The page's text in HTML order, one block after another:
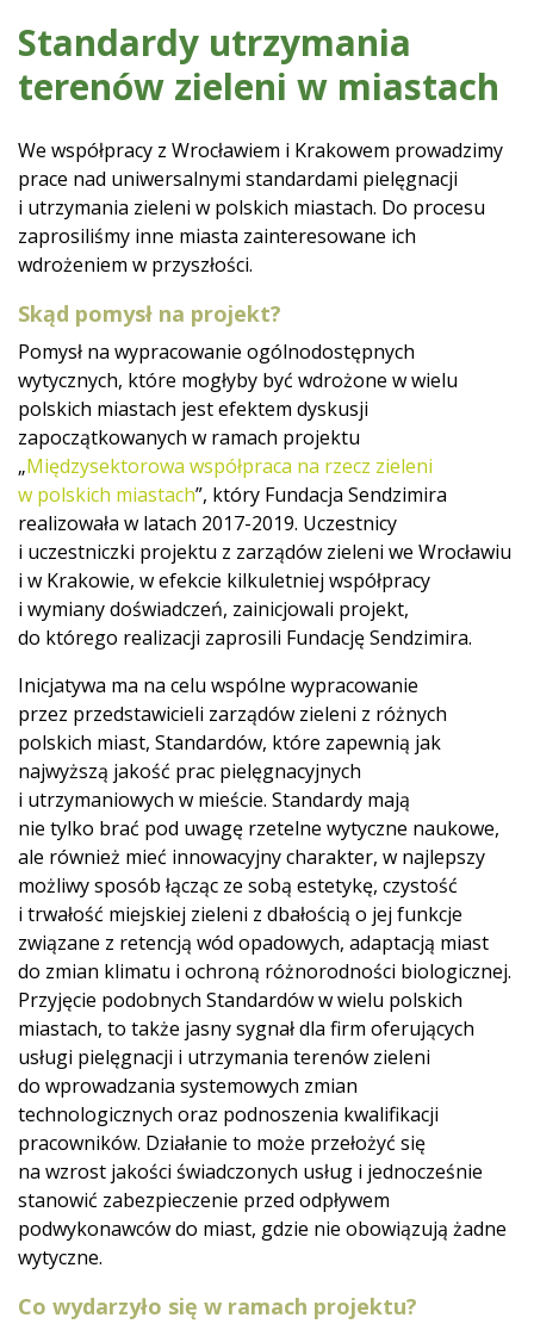
Standardy utrzymania
terenów zieleni w miastach
We współpracy z Wrocławiem i Krakowem prowadzimy
prace nad uniwersalnymi standardami pielęgnacji
i utrzymania zieleni w polskich miastach. Do procesu
zaprosiliśmy inne miasta zainteresowane ich
wdrożeniem w przyszłości.
Skąd pomysł na projekt?
Pomysł na wypracowanie ogólnodostępnych
wytycznych, które mogłyby być wdrożone w wielu
polskich miastach jest efektem dyskusji
zapoczątkowanych w ramach projektu
„Międzysektorowa współpraca na rzecz zieleni
w polskich miastach”, który Fundacja Sendzimira
realizowała w latach 2017-2019. Uczestnicy
i uczestniczki projektu z zarządów zieleni we Wrocławiu
i w Krakowie, w efekcie kilkuletniej współpracy
i wymiany doświadczeń, zainicjowali projekt,
do którego realizacji zaprosili Fundację Sendzimira.
Inicjatywa ma na celu wspólne wypracowanie
przez przedstawicieli zarządów zieleni z różnych
polskich miast, Standardów, które zapewnią jak
najwyższą jakość prac pielęgnacyjnych
i utrzymaniowych w mieście. Standardy mają
nie tylko brać pod uwagę rzetelne wytyczne naukowe,
ale również mieć innowacyjny charakter, w najlepszy
możliwy sposób łącząc ze sobą estetykę, czystość
i trwałość miejskiej zieleni z dbałością o jej funkcje
związane z retencją wód opadowych, adaptacją miast
do zmian klimatu i ochroną różnorodności biologicznej.
Przyjęcie podobnych Standardów w wielu polskich
miastach, to także jasny sygnał dla firm oferujących
usługi pielęgnacji i utrzymania terenów zieleni
do wprowadzania systemowych zmian
technologicznych oraz podnoszenia kwalifikacji
pracowników. Działanie to może przełożyć się
na wzrost jakości świadczonych usług i jednocześnie
stanowić zabezpieczenie przed odpływem
podwykonawców do miast, gdzie nie obowiązują żadne
wytyczne.
Co wydarzyło się w ramach projektu?